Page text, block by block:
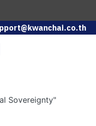
Sovereignty"